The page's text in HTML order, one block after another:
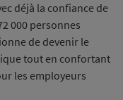
déjà la confiance de
000 personnes
de devenir le
tout en confortant
les employeurs